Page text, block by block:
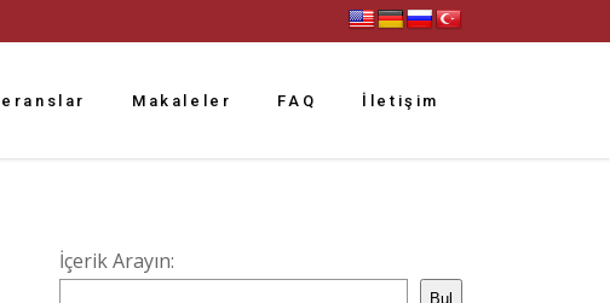
Makaleler FAQ İletişim
İçerik Arayın:
Bul